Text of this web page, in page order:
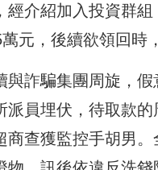
經介紹加入投資群
元，後續欲領回時
與詐騙集團周旋，
派員埋伏，待取款
商查獲監控手胡男